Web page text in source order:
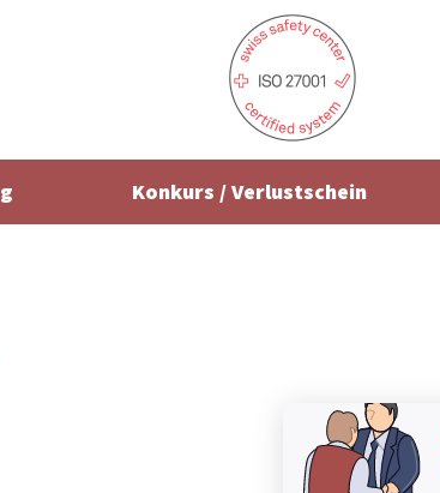
Konkurs / Verlustschein